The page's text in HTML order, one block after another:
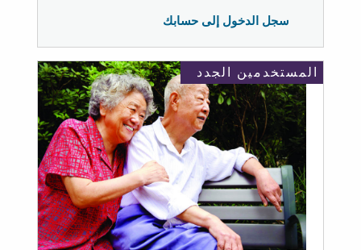
سجل الدخول إلى حسابك
المستخدمين الجدد